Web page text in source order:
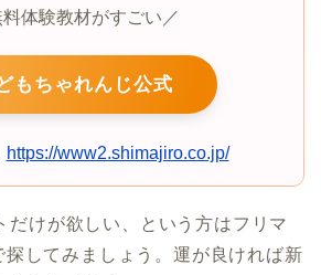
料体験教材がすごい／
もちゃれんじ公式
https://www2.shimajiro.co.jp/
だけが欲しい、という方はフリマ
してみましょう。運が良ければ新